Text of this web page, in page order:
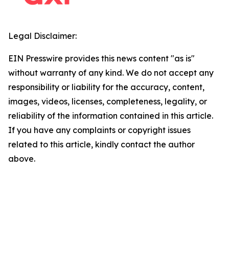
Legal Disclaimer:
EIN Presswire provides this news content "as is"
without warranty of any kind. We do not accept any
responsibility or liability for the accuracy, content,
images, videos, licenses, completeness, legality, or
reliability of the information contained in this article.
If you have any complaints or copyright issues
related to this article, kindly contact the author
above.